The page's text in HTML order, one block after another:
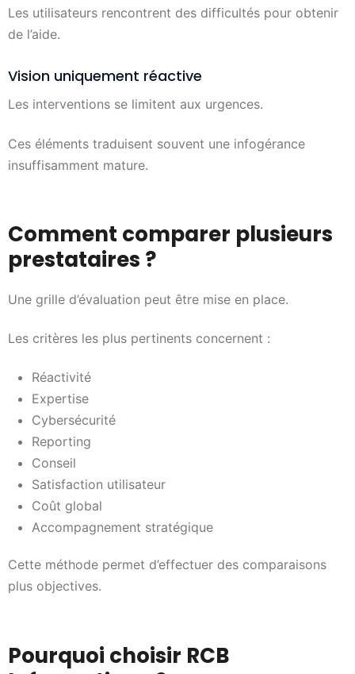
Les utilisateurs rencontrent des difficultés pour obtenir
de l’aide.
Vision uniquement réactive
Les interventions se limitent aux urgences.
Ces éléments traduisent souvent une infogérance
insuffisamment mature.
Comment comparer plusieurs
prestataires ?
Une grille d’évaluation peut être mise en place.
Les critères les plus pertinents concernent :
Réactivité
Expertise
Cybersécurité
Reporting
Conseil
Satisfaction utilisateur
Coût global
Accompagnement stratégique
Cette méthode permet d’effectuer des comparaisons
plus objectives.
Pourquoi choisir RCB